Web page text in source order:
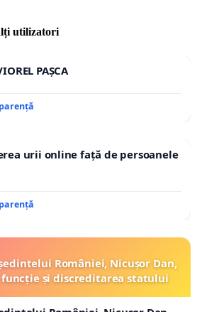
utilizatori
PAȘCA
urii online față de persoanele
României, Nicușor Dan,
și discreditarea statului